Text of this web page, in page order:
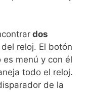
dos
reloj. El botón
menú y con él
todo el reloj.
de la